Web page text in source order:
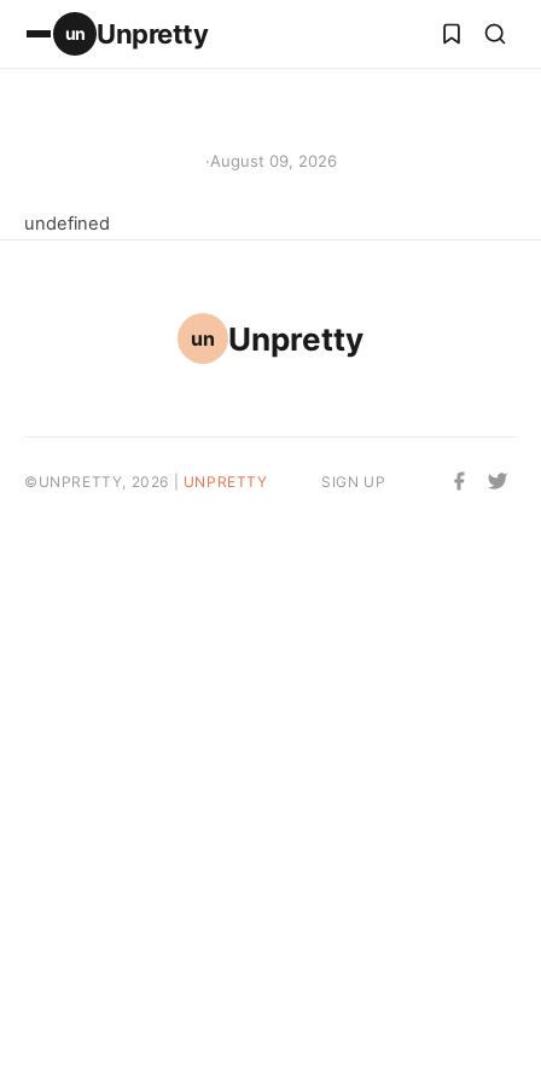
un Unpretty
·August 09, 2026
undefined
un Unpretty
©UNPRETTY, 2026 | UNPRETTY SIGN UP